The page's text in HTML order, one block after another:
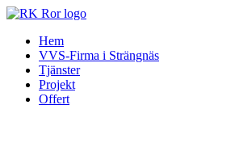
Skip
contentHem
VVS-Firma i Strängnäs
Tjänster
Projekt
Offert